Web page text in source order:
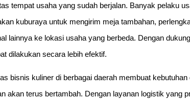
tempat usaha yang sudah berjalan. Banyak pelaku
kuburaya untuk mengirim meja tambahan,
lainnya ke lokasi usaha yang berbeda. Dengan
dilakukan secara lebih efektif.
bisnis kuliner di berbagai daerah membuat
akan terus bertambah. Dengan layanan logistik yang